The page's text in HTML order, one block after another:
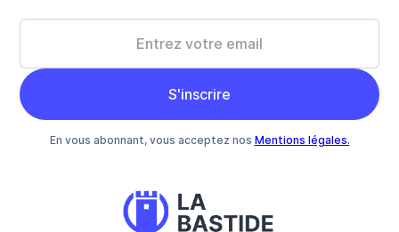
En vous abonnant, vous acceptez nos Mentions légales.